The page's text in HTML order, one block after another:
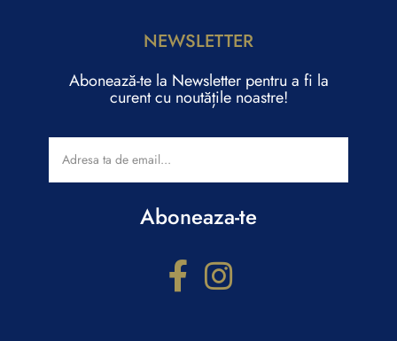
NEWSLETTER
Abonează-te la Newsletter pentru a fi la
curent cu noutățile noastre!
Aboneaza-te